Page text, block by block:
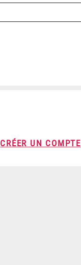
CRÉER UN COMPTE